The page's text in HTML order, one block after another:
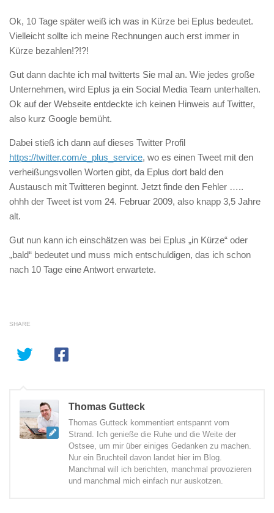
Ok, 10 Tage später weiß ich was in Kürze bei Eplus bedeutet.
Vielleicht sollte ich meine Rechnungen auch erst immer in
Kürze bezahlen!?!?!
Gut dann dachte ich mal twitterts Sie mal an. Wie jedes große
Unternehmen, wird Eplus ja ein Social Media Team unterhalten.
Ok auf der Webseite entdeckte ich keinen Hinweis auf Twitter,
also kurz Google bemüht.
Dabei stieß ich dann auf dieses Twitter Profil
https://twitter.com/e_plus_service, wo es einen Tweet mit den
verheißungsvollen Worten gibt, da Eplus dort bald den
Austausch mit Twitteren beginnt. Jetzt finde den Fehler …..
ohhh der Tweet ist vom 24. Februar 2009, also knapp 3,5 Jahre
alt.
Gut nun kann ich einschätzen was bei Eplus „in Kürze“ oder
„bald“ bedeutet und muss mich entschuldigen, das ich schon
nach 10 Tage eine Antwort erwartete.
SHARE
Thomas Gutteck
Thomas Gutteck kommentiert entspannt vom
Strand. Ich genieße die Ruhe und die Weite der
Ostsee, um mir über einiges Gedanken zu machen.
Nur ein Bruchteil davon landet hier im Blog.
Manchmal will ich berichten, manchmal provozieren
und manchmal mich einfach nur auskotzen.